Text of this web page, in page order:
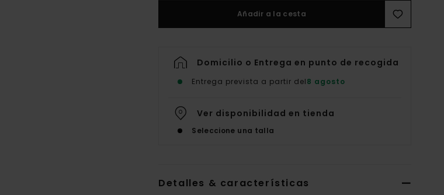
Añadir a la cesta
Domicilio o Entrega en punto de recogida
Entrega prevista a partir del8 agosto
Ver disponibilidad en tienda
Seleccione una talla
Detalles & características